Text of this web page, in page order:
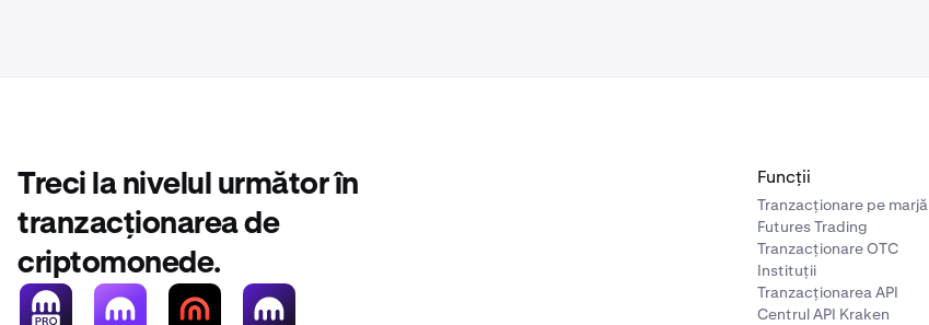
Treci la nivelul următor în
tranzacționarea de
criptomonede.
Funcții
Tranzacționare pe marjă
Futures Trading
Tranzacționare OTC
Instituții
Tranzacționarea API
Centrul API Kraken